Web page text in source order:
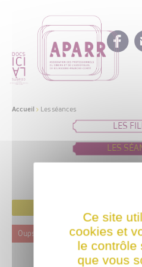
Accueil > Les séances
LES
LES
IDÉES DE
Oups ! Ce film n'est programmé
Ce site
cookies et
le contrôle
que vous